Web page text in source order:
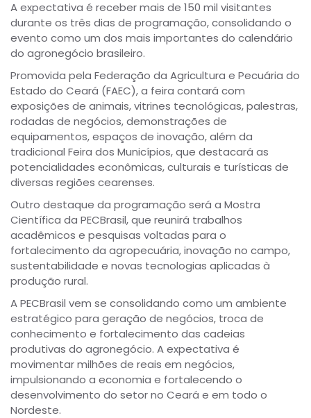
A expectativa é receber mais de 150 mil visitantes
durante os três dias de programação, consolidando o
evento como um dos mais importantes do calendário
do agronegócio brasileiro.
Promovida pela Federação da Agricultura e Pecuária do
Estado do Ceará (FAEC), a feira contará com
exposições de animais, vitrines tecnológicas, palestras,
rodadas de negócios, demonstrações de
equipamentos, espaços de inovação, além da
tradicional Feira dos Municípios, que destacará as
potencialidades econômicas, culturais e turísticas de
diversas regiões cearenses.
Outro destaque da programação será a Mostra
Científica da PECBrasil, que reunirá trabalhos
acadêmicos e pesquisas voltadas para o
fortalecimento da agropecuária, inovação no campo,
sustentabilidade e novas tecnologias aplicadas à
produção rural.
A PECBrasil vem se consolidando como um ambiente
estratégico para geração de negócios, troca de
conhecimento e fortalecimento das cadeias
produtivas do agronegócio. A expectativa é
movimentar milhões de reais em negócios,
impulsionando a economia e fortalecendo o
desenvolvimento do setor no Ceará e em todo o
Nordeste.